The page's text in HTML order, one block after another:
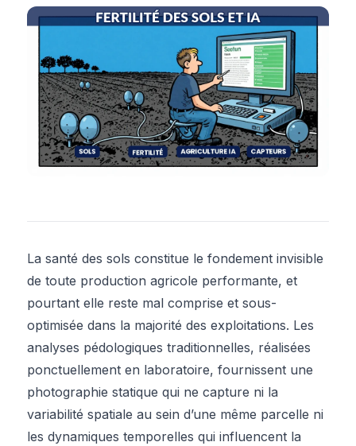
La santé des sols constitue le fondement invisible
de toute production agricole performante, et
pourtant elle reste mal comprise et sous-
optimisée dans la majorité des exploitations. Les
analyses pédologiques traditionnelles, réalisées
ponctuellement en laboratoire, fournissent une
photographie statique qui ne capture ni la
variabilité spatiale au sein d’une même parcelle ni
les dynamiques temporelles qui influencent la